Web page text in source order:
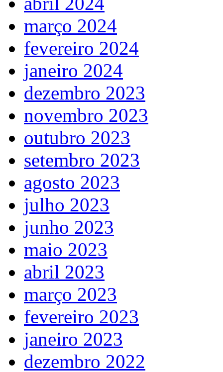
março 2024
fevereiro 2024
janeiro 2024
dezembro 2023
novembro 2023
outubro 2023
setembro 2023
agosto 2023
julho 2023
junho 2023
maio 2023
abril 2023
março 2023
fevereiro 2023
janeiro 2023
dezembro 2022